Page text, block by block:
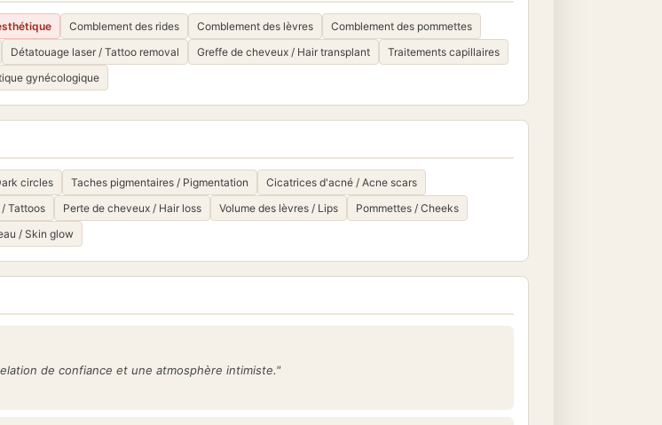
Comblement des rides Comblement des lèvres
Comblement des pommettes
Détatouage laser / Tattoo removal Greffe de cheveux / Hair transplant
Traitements capillaires
gynécologique
circles Taches pigmentaires / Pigmentation
Cicatrices d'acné / Acne scars
Tattoos Perte de cheveux / Hair loss Volume des lèvres / Lips
Pommettes / Cheeks
/ Skin glow
de confiance et une atmosphère intimiste."